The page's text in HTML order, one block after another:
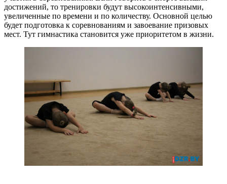
достижений, то тренировки будут высокоинтенсивными,
увеличенные по времени и по количеству. Основной целью
будет подготовка к соревнованиям и завоевание призовых
мест. Тут гимнастика становится уже приоритетом в жизни.